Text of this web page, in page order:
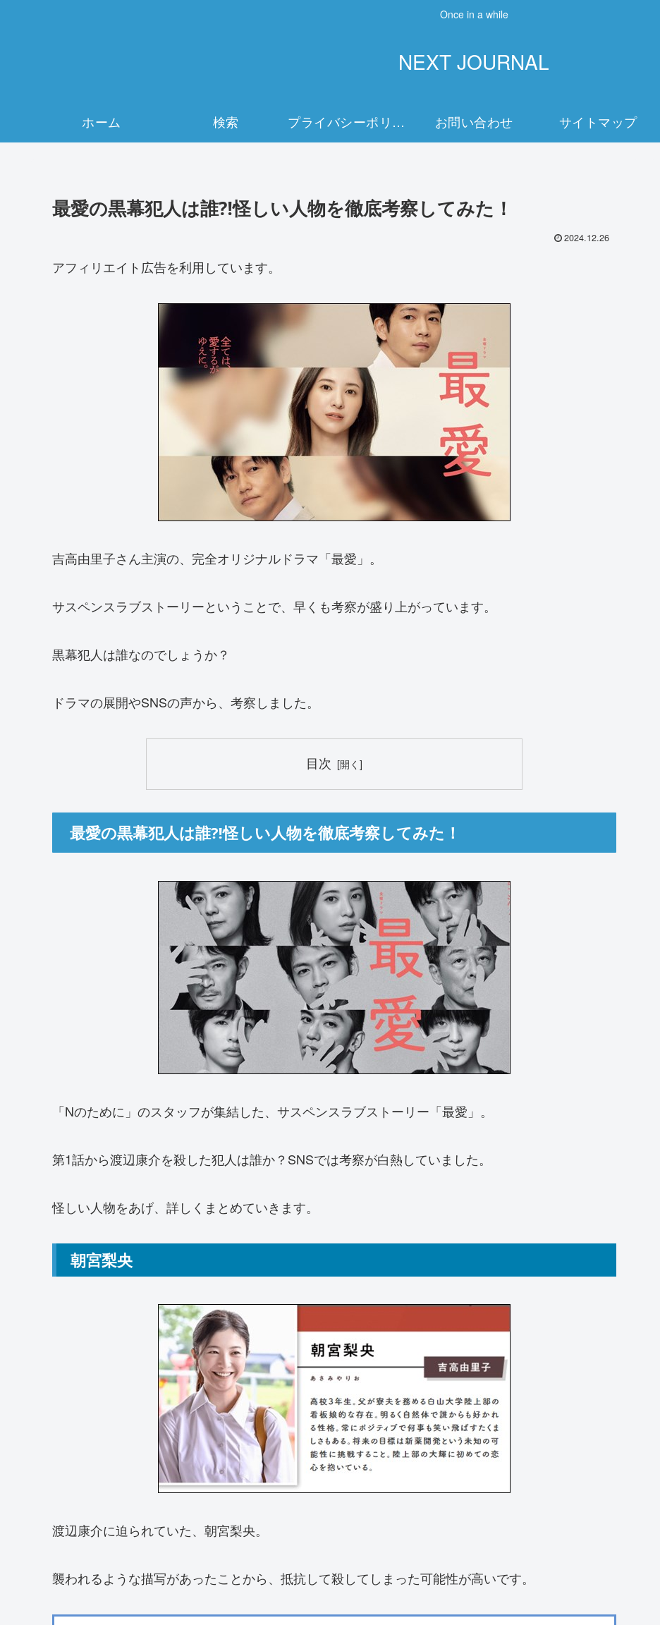
Once in a while
NEXT JOURNAL
ホーム 検索 プライバシーポリシー お問い合わせ サイトマップ
最愛の黒幕犯人は誰⁈怪しい人物を徹底考察してみた！
2024.12.26
アフィリエイト広告を利用しています。
吉高由里子さん主演の、完全オリジナルドラマ「最愛」。
サスペンスラブストーリーということで、早くも考察が盛り上がっています。
黒幕犯人は誰なのでしょうか？
ドラマの展開やSNSの声から、考察しました。
目次
最愛の黒幕犯人は誰⁈怪しい人物を徹底考察してみた！
「Nのために」のスタッフが集結した、サスペンスラブストーリー「最愛」。
第1話から渡辺康介を殺した犯人は誰か？SNSでは考察が白熱していました。
怪しい人物をあげ、詳しくまとめていきます。
朝宮梨央
渡辺康介に迫られていた、朝宮梨央。
襲われるような描写があったことから、抵抗して殺してしまった可能性が高いです。